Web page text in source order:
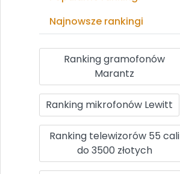
Najnowsze rankingi
Ranking gramofonów
Marantz
Ranking mikrofonów Lewitt
Ranking telewizorów 55 cali
do 3500 złotych